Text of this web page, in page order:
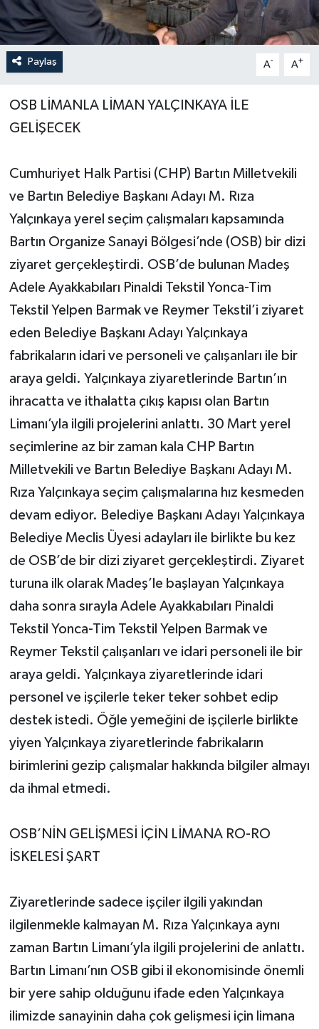
Paylaş A- A+
OSB LİMANLA LİMAN YALÇINKAYA İLE
GELİŞECEK
Cumhuriyet Halk Partisi (CHP) Bartın Milletvekili
ve Bartın Belediye Başkanı Adayı M. Rıza
Yalçınkaya yerel seçim çalışmaları kapsamında
Bartın Organize Sanayi Bölgesi’nde (OSB) bir dizi
ziyaret gerçekleştirdi. OSB’de bulunan Madeş
Adele Ayakkabıları Pinaldi Tekstil Yonca-Tim
Tekstil Yelpen Barmak ve Reymer Tekstil’i ziyaret
eden Belediye Başkanı Adayı Yalçınkaya
fabrikaların idari ve personeli ve çalışanları ile bir
araya geldi. Yalçınkaya ziyaretlerinde Bartın’ın
ihracatta ve ithalatta çıkış kapısı olan Bartın
Limanı’yla ilgili projelerini anlattı. 30 Mart yerel
seçimlerine az bir zaman kala CHP Bartın
Milletvekili ve Bartın Belediye Başkanı Adayı M.
Rıza Yalçınkaya seçim çalışmalarına hız kesmeden
devam ediyor. Belediye Başkanı Adayı Yalçınkaya
Belediye Meclis Üyesi adayları ile birlikte bu kez
de OSB’de bir dizi ziyaret gerçekleştirdi. Ziyaret
turuna ilk olarak Madeş’le başlayan Yalçınkaya
daha sonra sırayla Adele Ayakkabıları Pinaldi
Tekstil Yonca-Tim Tekstil Yelpen Barmak ve
Reymer Tekstil çalışanları ve idari personeli ile bir
araya geldi. Yalçınkaya ziyaretlerinde idari
personel ve işçilerle teker teker sohbet edip
destek istedi. Öğle yemeğini de işçilerle birlikte
yiyen Yalçınkaya ziyaretlerinde fabrikaların
birimlerini gezip çalışmalar hakkında bilgiler almayı
da ihmal etmedi.
OSB’NİN GELİŞMESİ İÇİN LİMANA RO-RO
İSKELESİ ŞART
Ziyaretlerinde sadece işçiler ilgili yakından
ilgilenmekle kalmayan M. Rıza Yalçınkaya aynı
zaman Bartın Limanı’yla ilgili projelerini de anlattı.
Bartın Limanı’nın OSB gibi il ekonomisinde önemli
bir yere sahip olduğunu ifade eden Yalçınkaya
ilimizde sanayinin daha çok gelişmesi için limana
Turizm
Yaşam
Yerel Yönetimler
DÜNYA
YEREL